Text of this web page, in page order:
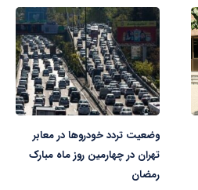
وضعیت تردد خودروها در معابر
تهران در چهارمین روز ماه مبارک
رمضان